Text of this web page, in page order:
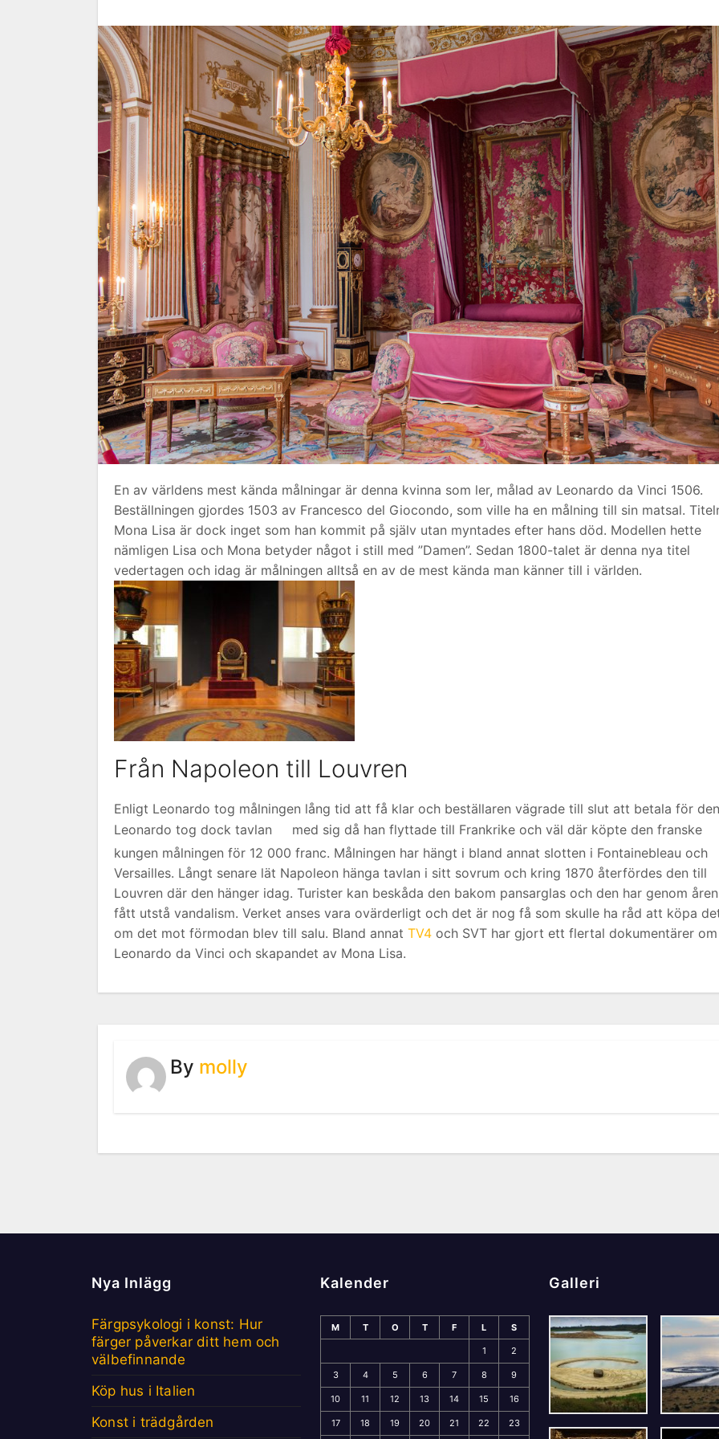
En av världens mest kända målningar är denna kvinna som ler, målad av Leonardo da Vinci 1506.
Beställningen gjordes 1503 av Francesco del Giocondo, som ville ha en målning till sin matsal.
Mona Lisa är dock inget som han kommit på själv utan myntades efter hans död. Modellen hette
nämligen Lisa och Mona betyder något i still med ”Damen”. Sedan 1800-talet är denna nya titel
vedertagen och idag är målningen alltså en av de mest kända man känner till i världen.
Från Napoleon till Louvren
Enligt Leonardo tog målningen lång tid att få klar och beställaren vägrade till slut att betala för
Leonardo tog dock tavlan
med sig då han flyttade till Frankrike och väl där köpte den franske
kungen målningen för 12 000 franc. Målningen har hängt i bland annat slotten i Fontainebleau och
Versailles. Långt senare lät Napoleon hänga tavlan i sitt sovrum och kring 1870 återfördes den till
Louvren där den hänger idag. Turister kan beskåda den bakom pansarglas och den har genom åren
fått utstå vandalism. Verket anses vara ovärderligt och det är nog få som skulle ha råd att köpa
om det mot förmodan blev till salu. Bland annat TV4 och SVT har gjort ett flertal dokumentärer om
Leonardo da Vinci och skapandet av Mona Lisa.
By molly
Nya Inlägg
Färgpsykologi i konst: Hur
färger påverkar ditt hem och
välbefinnande
Köp hus i Italien
Konst i trädgården
Kalender
M T O T F L S
1 2
3 4 5 6 7 8 9
10 11 12 13 14 15 16
17 18 19 20 21 22 23
Galleri